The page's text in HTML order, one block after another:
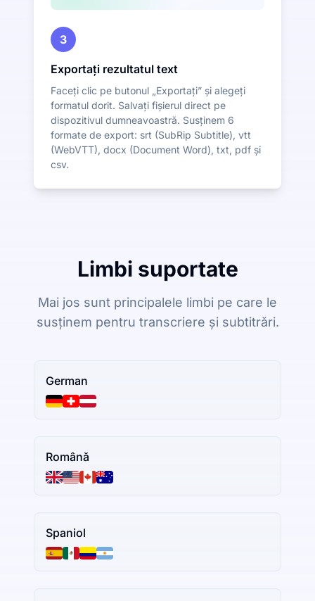
3
Exportați rezultatul text
Faceți clic pe butonul „Exportați” și alegeți
formatul dorit. Salvați fișierul direct pe
dispozitivul dumneavoastră. Susținem 6
formate de export: srt (SubRip Subtitle), vtt
(WebVTT), docx (Document Word), txt, pdf și
csv.
Limbi suportate
Mai jos sunt principalele limbi pe care le
susținem pentru transcriere și subtitrări.
German
Română
Spaniol